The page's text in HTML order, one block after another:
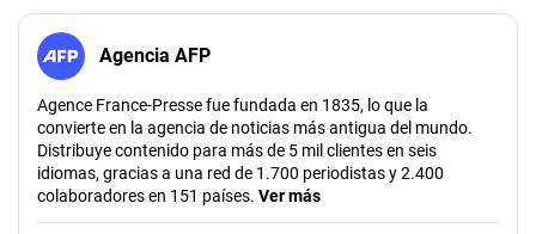
Agencia AFP
Agence France-Presse fue fundada en 1835, lo que la
convierte en la agencia de noticias más antigua del mundo.
Distribuye contenido para más de 5 mil clientes en seis
idiomas, gracias a una red de 1.700 periodistas y 2.400
colaboradores en 151 países. Ver más